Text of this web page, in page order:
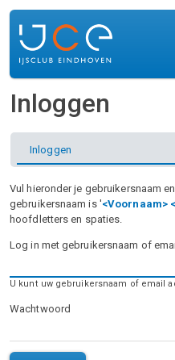
Overslaan en naar de inhoud gaan
Inloggen
Primaire tabs
Inloggen
Vul hieronder je gebruikersnaam
gebruikersnaam is '<Voornaam>
hoofdletters en spaties.
Log in met gebruikersnaam of
U kunt uw gebruikersnaam of email
Wachtwoord